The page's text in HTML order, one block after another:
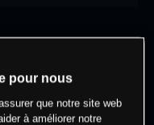
pour nous
que notre site web
à améliorer notre